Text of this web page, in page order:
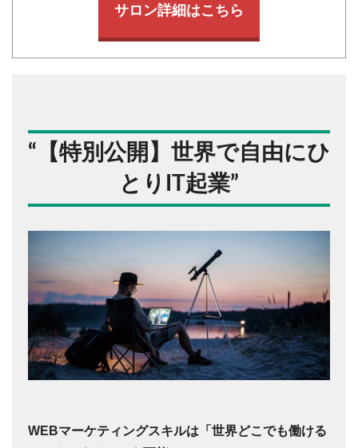
サロン詳細はこちら
“ 【特別公開】世界で自由にひ
とりIT起業”
WEBマーケティングスキルは「世界どこでも働ける